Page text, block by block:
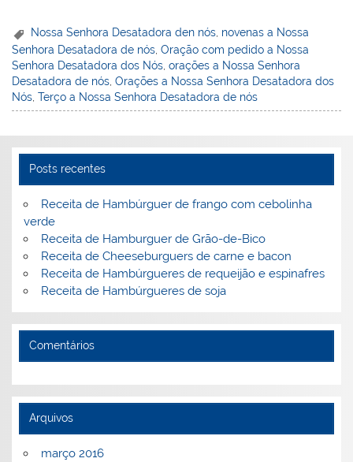
er
e
st
k
e
dI
n
c
e
b
o
k
itt
er
ai
l
h
o
o
M
l
t
ar
e
Nossa Senhora Desatadora den nós novenas a Nossa
Senhora Desatadora de nós ,Oração com pedido a Nossa
Senhora Desatadora dos Nós ,orações a Nossa Senhora
Desatadora de nós ,Orações a Nossa Senhora Desatadora dos
Nós ,Terço a Nossa Senhora Desatadora de nós
Posts recentes
Receita de Hambúrguer de frango com cebolinha
verde
Receita de Hamburguer de Grão-de-Bico
Receita de Cheeseburguers de carne e bacon
Receita de Hambúrgueres de requeijão e espinafres
Receita de Hambúrgueres de soja
Comentários
Arquivos
março 2016